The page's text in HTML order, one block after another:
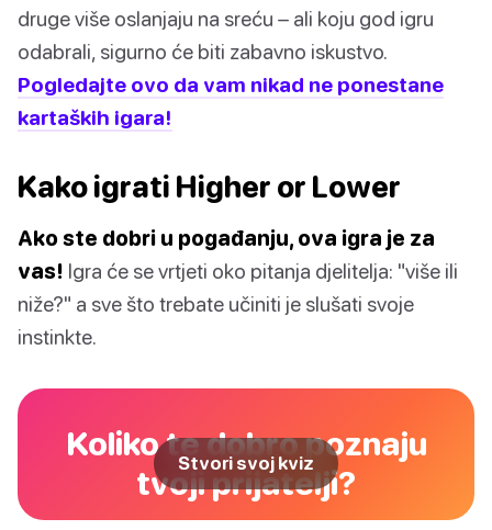
druge više oslanjaju na sreću – ali koju god igru
odabrali, sigurno će biti zabavno iskustvo.
Pogledajte ovo da vam nikad ne ponestane
kartaških igara!
Kako igrati Higher or Lower
Ako ste dobri u pogađanju, ova igra je za
vas! Igra će se vrtjeti oko pitanja djelitelja: "više ili
niže?" a sve što trebate učiniti je slušati svoje
instinkte.
Koliko te dobro poznaju
tvoji prijatelji?
Stvori svoj kviz